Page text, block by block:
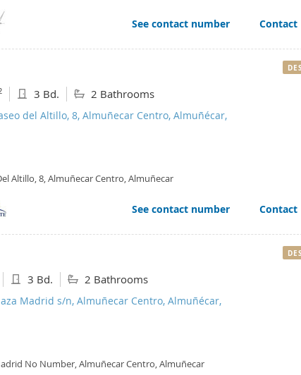
See contact number Contact
3 Bd. 2 Bathrooms
del Altillo, 8, Almuñecar Centro, Almuñécar,
Altillo, 8, Almuñecar Centro, Almuñecar
See contact number Contact
3 Bd. 2 Bathrooms
Madrid s/n, Almuñecar Centro, Almuñécar,
No Number, Almuñecar Centro, Almuñecar